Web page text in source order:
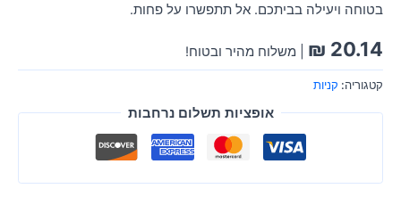
בטוחה ויעילה בביתכם. אל תתפשרו על פחות.
₪ 20.14 | משלוח מהיר ובטוח!
קטגוריה: קניות
אופציות תשלום נרחבות